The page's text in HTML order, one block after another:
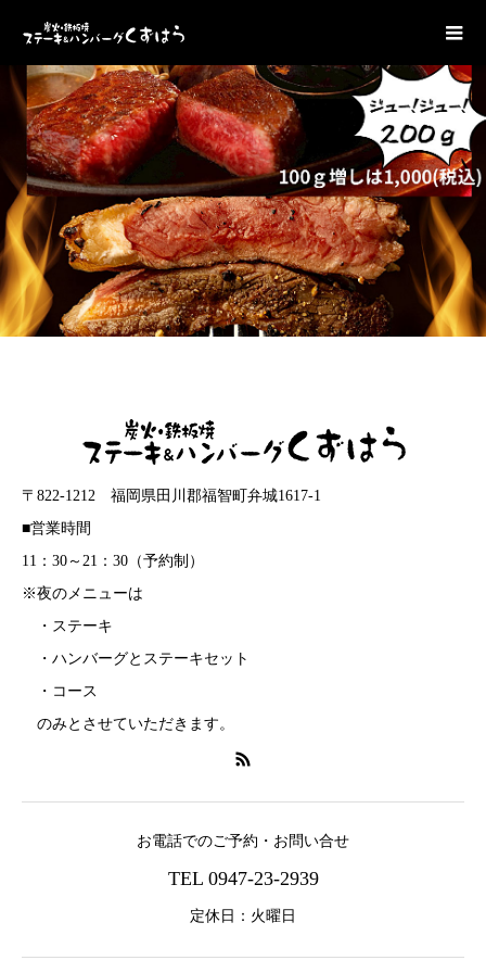
〒822-1212 福岡県田川郡福智町弁城1617-1
■営業時間
11：30～21：30（予約制）
※夜のメニューは
・ステーキ
・ハンバーグとステーキセット
・コース
のみとさせていただきます。
お電話でのご予約・お問い合せ
TEL 0947-23-2939
定休日：火曜日